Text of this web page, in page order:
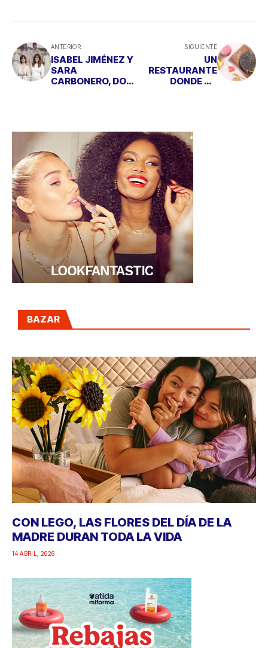
ANTERIOR
ISABEL JIMÉNEZ Y
SARA
CARBONERO, DOS
SIGUIENTE
UN
RESTAURANTE
DONDE TU
BAZAR
CON LEGO, LAS FLORES DEL DÍA DE LA
MADRE DURAN TODA LA VIDA
14 ABRIL, 2026